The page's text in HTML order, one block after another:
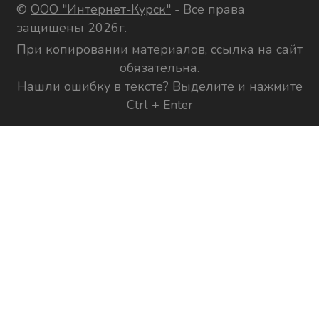
© ООО "Интернет-Курск" - Все права
защищены 2026г.
При копировании материалов, ссылка на сайт
обязательна.
Нашли ошибку в тексте? Выделите и нажмите
Ctrl + Enter